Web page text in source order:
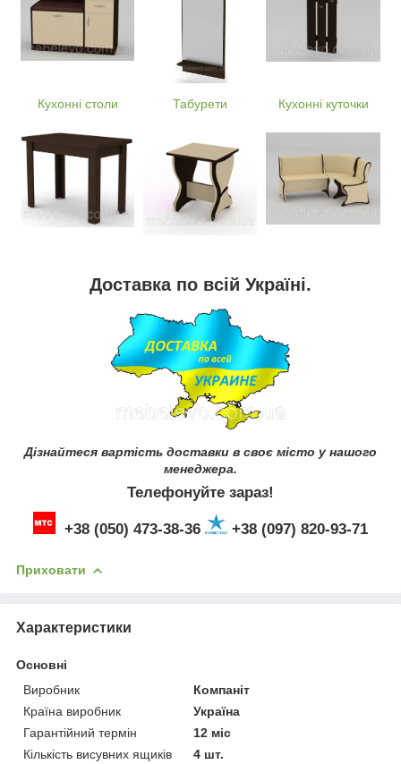
Кухонні столи Табурети Кухонні куточки
Доставка по всій Україні.
Дізнайтеся вартість доставки в своє місто у нашого
менеджера.
Телефонуйте зараз!
+38 (050) 473-38-36 +38 (097) 820-93-71
Приховати
Характеристики
Основні
Виробник
Компаніт
Країна виробник
Україна
Гарантійний термін
12 міс
Кількість висувних ящиків
4 шт.